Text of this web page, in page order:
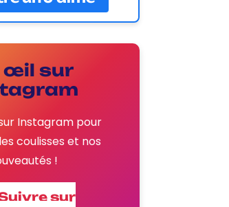
œil sur
Instagram pour
coulisses et nos
!
sur